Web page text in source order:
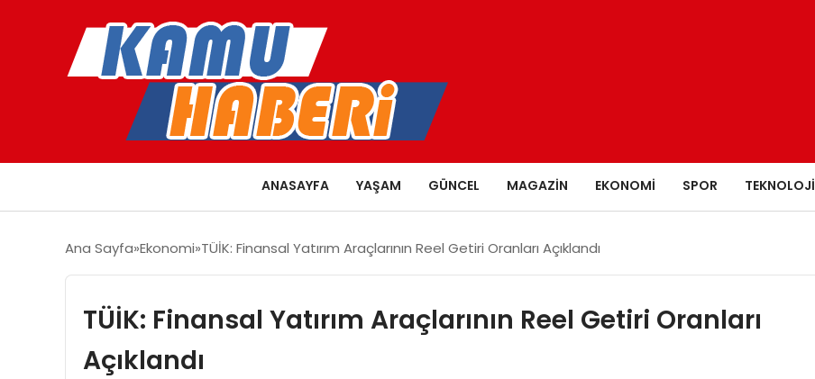
ANASAYFA YAŞAM GÜNCEL MAGAZIN EKONOMI SPOR TEKNOLOJI
Ana Sayfa Ekonomi TÜİK: Finansal Yatırım Araçlarının Reel Getiri Oranları Açıklandı
TÜİK: Finansal Yatırım Araçlarının Reel Getiri Oranları
Açıklandı